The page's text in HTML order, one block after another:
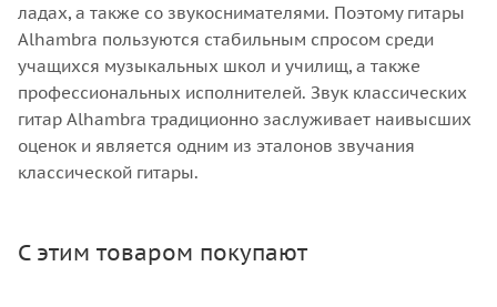
ладах, а также со звукоснимателями. Поэтому гитары
Alhambra пользуются стабильным спросом среди
учащихся музыкальных школ и училищ, а также
профессиональных исполнителей. Звук классических
гитар Alhambra традиционно заслуживает наивысших
оценок и является одним из эталонов звучания
классической гитары.
С этим товаром покупают